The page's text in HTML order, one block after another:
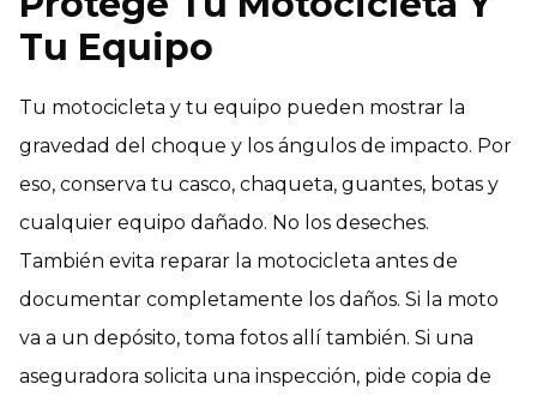
Tu Equipo
Tu motocicleta y tu equipo pueden mostrar la
gravedad del choque y los ángulos de impacto. Por
eso, conserva tu casco, chaqueta, guantes, botas y
cualquier equipo dañado. No los deseches.
También evita reparar la motocicleta antes de
documentar completamente los daños. Si la moto
va a un depósito, toma fotos allí también. Si una
aseguradora solicita una inspección, pide copia de